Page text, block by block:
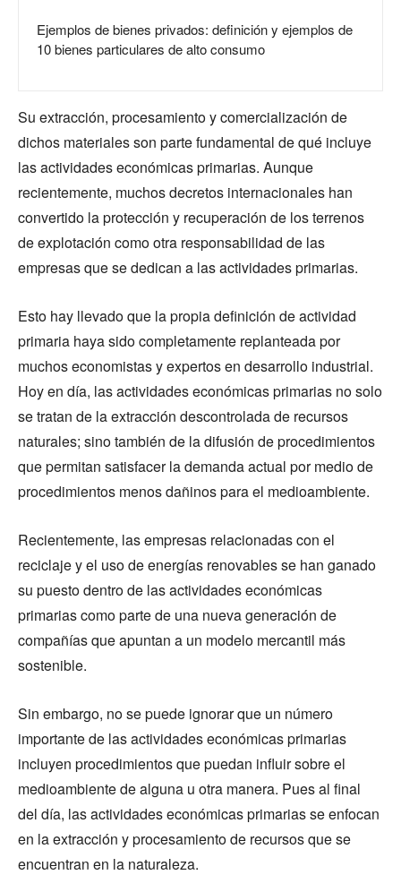
Ejemplos de bienes privados: definición y ejemplos de
10 bienes particulares de alto consumo
Su extracción, procesamiento y comercialización de
dichos materiales son parte fundamental de qué incluye
las actividades económicas primarias. Aunque
recientemente, muchos decretos internacionales han
convertido la protección y recuperación de los terrenos
de explotación como otra responsabilidad de las
empresas que se dedican a las actividades primarias.
Esto hay llevado que la propia definición de actividad
primaria haya sido completamente replanteada por
muchos economistas y expertos en desarrollo industrial.
Hoy en día, las actividades económicas primarias no solo
se tratan de la extracción descontrolada de recursos
naturales; sino también de la difusión de procedimientos
que permitan satisfacer la demanda actual por medio de
procedimientos menos dañinos para el medioambiente.
Recientemente, las empresas relacionadas con el
reciclaje y el uso de energías renovables se han ganado
su puesto dentro de las actividades económicas
primarias como parte de una nueva generación de
compañías que apuntan a un modelo mercantil más
sostenible.
Sin embargo, no se puede ignorar que un número
importante de las actividades económicas primarias
incluyen procedimientos que puedan influir sobre el
medioambiente de alguna u otra manera. Pues al final
del día, las actividades económicas primarias se enfocan
en la extracción y procesamiento de recursos que se
encuentran en la naturaleza.